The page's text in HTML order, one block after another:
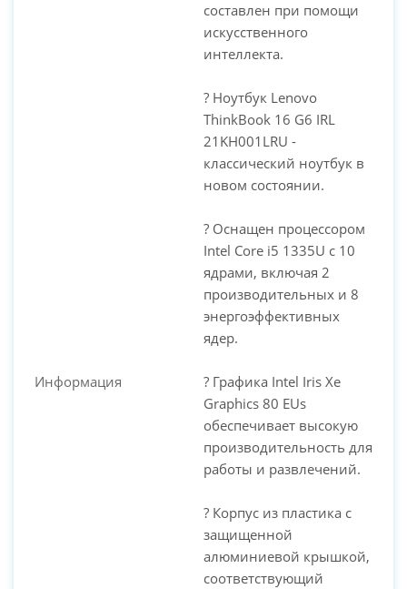
Информация
составлен при помощи
искусственного
интеллекта.
? Ноутбук Lenovo
ThinkBook 16 G6 IRL
21KH001LRU -
классический ноутбук в
новом состоянии.
? Оснащен процессором
Intel Core i5 1335U с 10
ядрами, включая 2
производительных и 8
энергоэффективных
ядер.
? Графика Intel Iris Xe
Graphics 80 EUs
обеспечивает высокую
производительность для
работы и развлечений.
? Корпус из пластика с
защищенной
алюминиевой крышкой,
соответствующий